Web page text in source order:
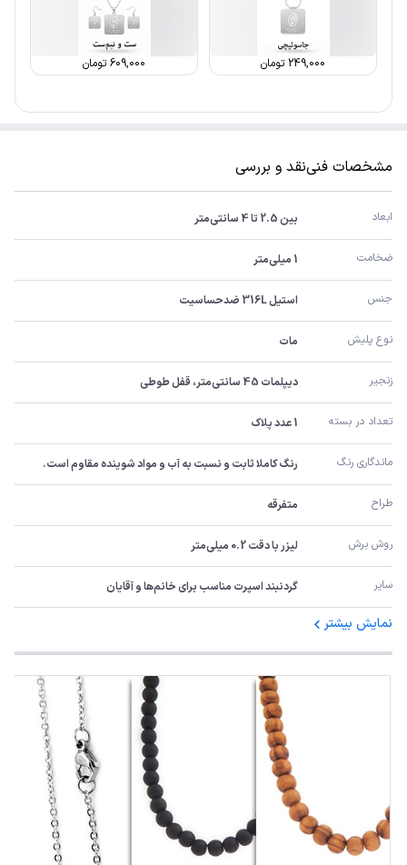
249,000 تومان 609,000تومان
مشخصات فنینقد و بررسی
ابعاد بین 2.5 تا 4 سانتی‌متر
ضخامت 1 میلی‌متر
جنس استیل 316L ضدحساسیت
نوع پلیش مات
زنجیر دیپلمات 45 سانتی‌متر، قفل طوطی
تعداد در بسته 1 عدد پلاک
ماندگاری رنگ رنگ کاملا ثابت و نسبت به آب و مواد شوینده مقاوم است.
طراح متفرقه
روش برش لیزر با دقت 0.2 میلی‌متر
سایر گردنبند اسپرت مناسب برای خانم‌ها و آقایان
نمایش بیشتر